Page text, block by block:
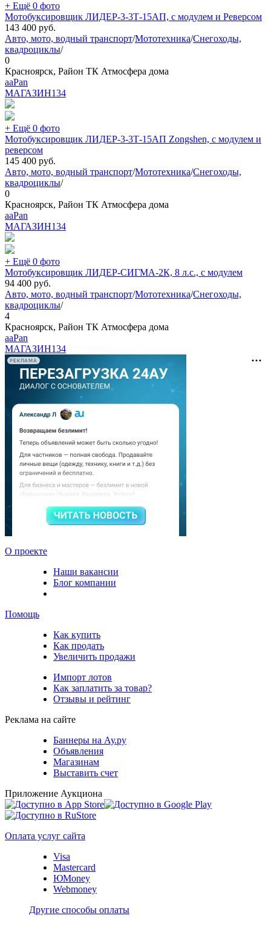
+ Ещё 0 фото
Мотобуксировщик ЛИДЕР-3-3Т-15АП, с модулем и Реверсом
143 400 руб.
Авто, мото, водный транспорт/Мототехника/Снегоходы,
квадроциклы/
0
Красноярск, Район ТК Атмосфера дома
aaPan
МАГАЗИН134
+ Ещё 0 фото
Мотобуксировщик ЛИДЕР-3-3Т-15АП Zongshen, с модулем и
реверсом
145 400 руб.
Авто, мото, водный транспорт/Мототехника/Снегоходы,
квадроциклы/
0
Красноярск, Район ТК Атмосфера дома
aaPan
МАГАЗИН134
+ Ещё 0 фото
Мотобуксировщик ЛИДЕР-СИГМА-2К, 8 л.с., с модулем
94 400 руб.
Авто, мото, водный транспорт/Мототехника/Снегоходы,
квадроциклы/
4
Красноярск, Район ТК Атмосфера дома
aaPan
МАГАЗИН134
РЕКЛАМА
О проекте
Наши вакансии
Блог компании
Помощь
Как купить
Как продать
Увеличить продажи
Импорт лотов
Как заплатить за товар?
Отзывы и рейтинг
Реклама на сайте
Баннеры на Ау.ру
Объявления
Магазинам
Выставить счет
Приложение Аукциона
Оплата услуг сайта
Visa
Mastercard
ЮMoney
Webmoney
Другие способы оплаты